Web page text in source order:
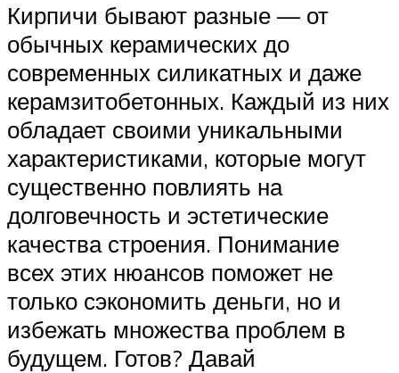
Кирпичи бывают разные — от
обычных керамических до
современных силикатных и даже
керамзитобетонных. Каждый из них
обладает своими уникальными
характеристиками, которые могут
существенно повлиять на
долговечность и эстетические
качества строения. Понимание
всех этих нюансов поможет не
только сэкономить деньги, но и
избежать множества проблем в
будущем. Готов? Давай